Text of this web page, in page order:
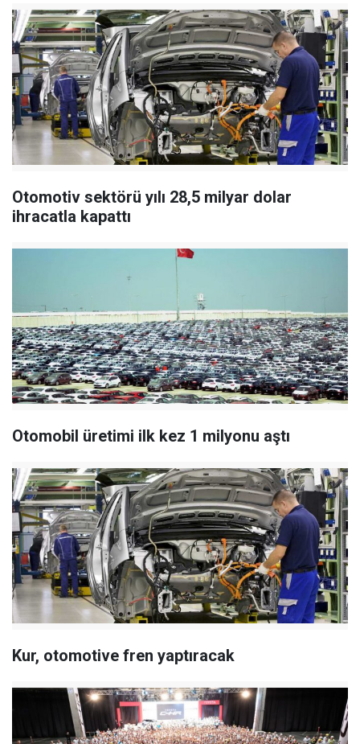
Otomotiv sektörü yılı 28,5 milyar dolar
ihracatla kapattı
Otomobil üretimi ilk kez 1 milyonu aştı
Kur, otomotive fren yaptıracak